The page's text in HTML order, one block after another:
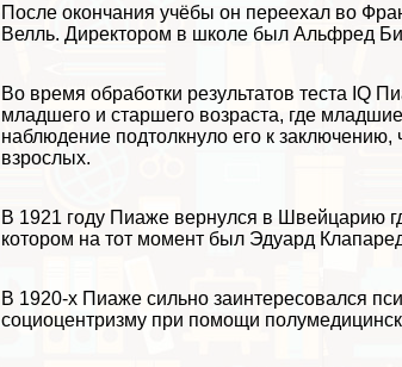
После окончания учёбы он переехал во
Велль. Директором в школе был Альфред
Во время обработки результатов теста IQ
младшего и старшего возраста, где
наблюдение подтолкнуло его к заключению,
взрослых.
В 1921 году Пиаже вернулся в Швейцарию
котором на тот момент был Эдуард
В 1920-х Пиаже сильно заинтересовался
социоцентризму при помощи